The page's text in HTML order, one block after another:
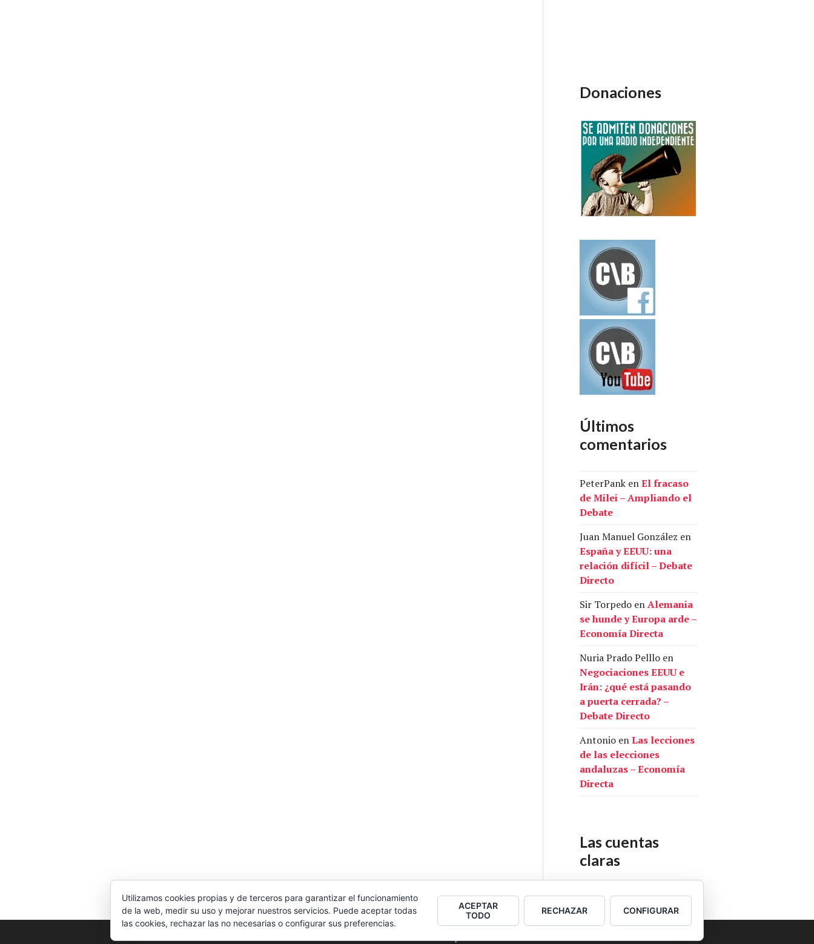
Donaciones
Últimos
comentarios
PeterPank enEl fracaso
de Milei – Ampliando el
Debate
Juan Manuel González en
España y EEUU: una
relación difícil – Debate
Directo
Sir Torpedo enAlemania
se hunde y Europa arde –
Economía Directa
Nuria Prado Pelllo en
Negociaciones EEUU e
Irán: ¿qué está pasando
a puerta cerrada? –
Debate Directo
Antonio enLas lecciones
de las elecciones
andaluzas – Economía
Directa
Las cuentas
claras
Nuestras cuentas
2026 Colectivo Burbuja
Utilizamos cookies propias y de terceros para garantizar el funcionamiento
de la web, medir su uso y mejorar nuestros servicios. Puede aceptar todas
las cookies, rechazar las no necesarias o configurar sus preferencias.
ACEPTAR
TODO
RECHAZAR CONFIGURAR